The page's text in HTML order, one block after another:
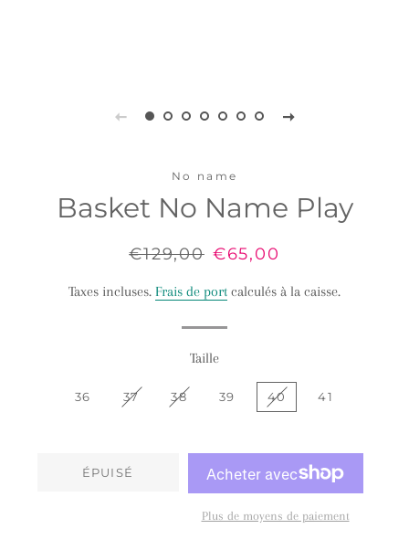
No name
Basket No Name Play
Prix
€129,00 Prix
€65,00
Taxes incluses. Frais de port calculés à la caisse.
Taille
36 37 38 39 40 41
ÉPUISÉ
Plus de moyens de paiement